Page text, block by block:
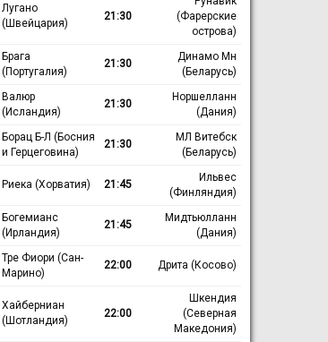
Лугано
(Швейцария)
21:30
(Фарерские
острова)
Брага
(Португалия)
21:30
Динамо Мн
(Беларусь)
Валюр
(Исландия)
21:30
Норшелланн
(Дания)
Борац Б-Л (Босния
и Герцеговина)
21:30
МЛ Витебск
(Беларусь)
Риека (Хорватия) 21:45
Ильвес
(Финляндия)
Богемианс
(Ирландия)
21:45
Мидтьюлланн
(Дания)
Тре Фиори (Сан-
Марино)
22:00 Дрита (Косово)
Хайберниан
(Шотландия)
22:00
Шкендия
(Северная
Македония)